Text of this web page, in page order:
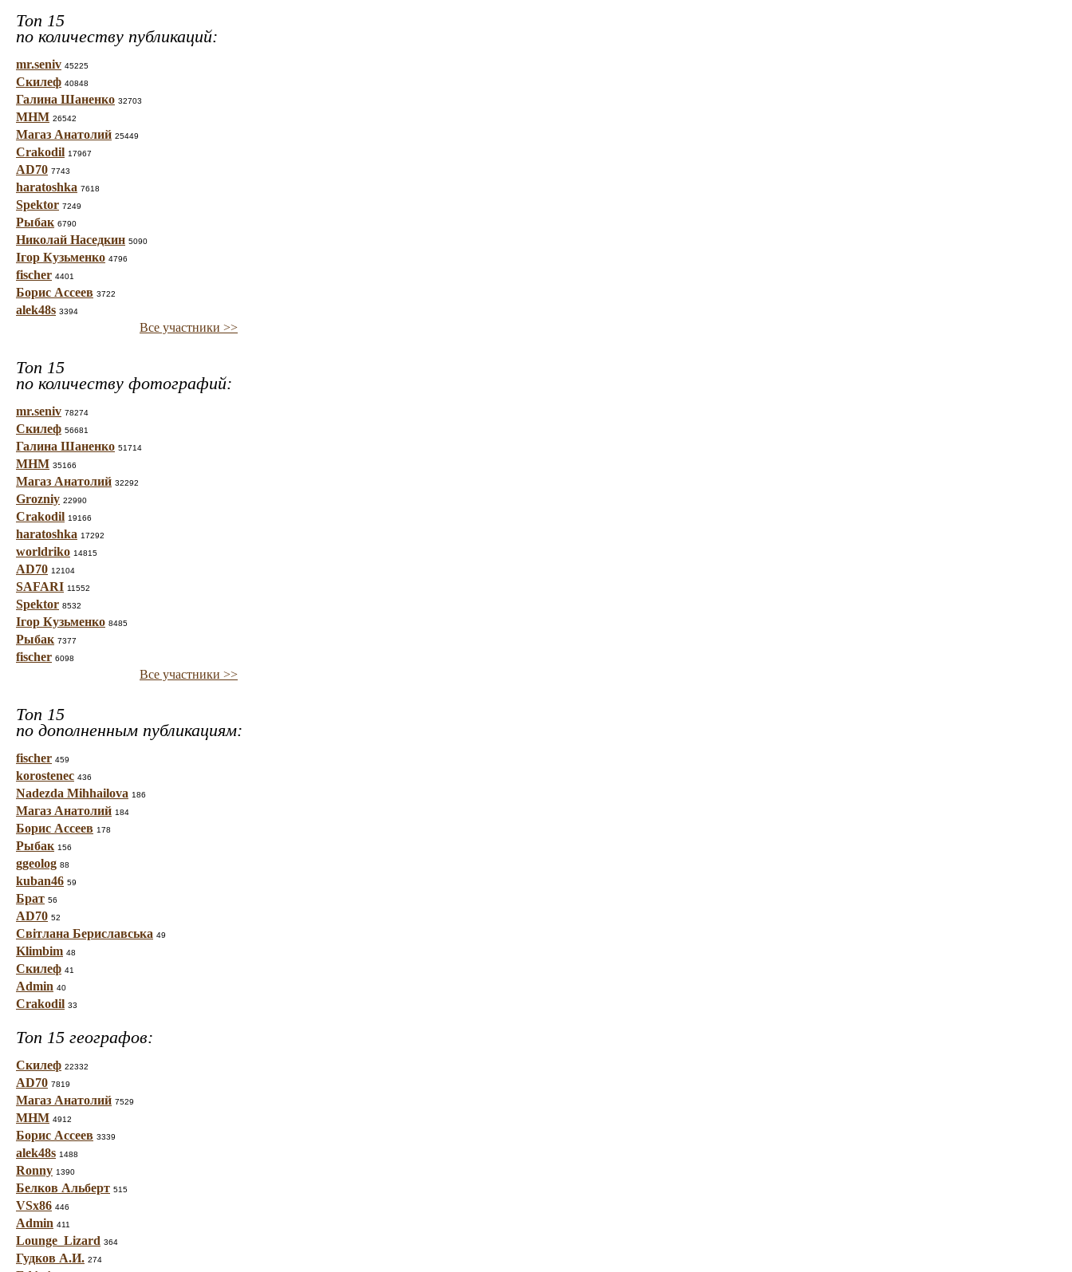
Топ 15
по количеству публикаций:
mr.seniv 45225
Скилеф 40848
Галина Шаненко 32703
МНМ 26542
Магаз Анатолий 25449
Crakodil 17967
AD70 7743
haratoshka 7618
Spektor 7249
Рыбак 6790
Николай Наседкин 5090
Ігор Кузьменко 4796
fischer 4401
Борис Ассеев 3722
alek48s 3394
Все участники >>
Топ 15
по количеству фотографий:
mr.seniv 78274
Скилеф 56681
Галина Шаненко 51714
МНМ 35166
Магаз Анатолий 32292
Grozniy 22990
Crakodil 19166
haratoshka 17292
worldriko 14815
AD70 12104
SAFARI 11552
Spektor 8532
Ігор Кузьменко 8485
Рыбак 7377
fischer 6098
Все участники >>
Топ 15
по дополненным публикациям:
fischer 459
korostenec 436
Nadezda Mihhailova 186
Магаз Анатолий 184
Борис Ассеев 178
Рыбак 156
ggeolog 88
kuban46 59
Брат 56
AD70 52
Світлана Бериславська 49
Klimbim 48
Скилеф 41
Admin 40
Crakodil 33
Топ 15 географов:
Скилеф 22332
AD70 7819
Магаз Анатолий 7529
МНМ 4912
Борис Ассеев 3339
alek48s 1488
Ronny 1390
Белков Альберт 515
VSx86 446
Admin 411
Lounge_Lizard 364
Гудков А.И. 274